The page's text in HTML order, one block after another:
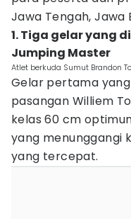
Jawa Tengah, Jawa
1. Tiga gelar yang
Jumping Master
Atlet berkuda Sumut Brandon
Gelar pertama
pasangan Williem
kelas 60 cm
yang menunggangi
yang tercepat.